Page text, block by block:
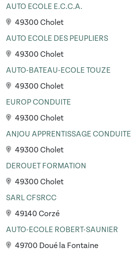
AUTO ECOLE E.C.C.A.
49300 Cholet
AUTO ECOLE DES PEUPLIERS
49300 Cholet
AUTO-BATEAU-ECOLE TOUZE
49300 Cholet
EUROP CONDUITE
49300 Cholet
ANJOU APPRENTISSAGE CONDUITE
49300 Cholet
DEROUET FORMATION
49300 Cholet
SARL CFSRCC
49140 Corzé
AUTO-ECOLE ROBERT-SAUNIER
49700 Doué la Fontaine